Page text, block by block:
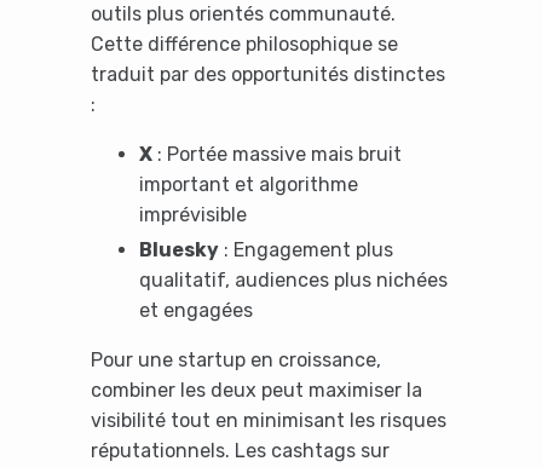
outils plus orientés communauté.
Cette différence philosophique se
traduit par des opportunités distinctes
:
X: Portée massive mais bruit
important et algorithme
imprévisible
Bluesky: Engagement plus
qualitatif, audiences plus nichées
et engagées
Pour une startup en croissance,
combiner les deux peut maximiser la
visibilité tout en minimisant les risques
réputationnels. Les cashtags sur